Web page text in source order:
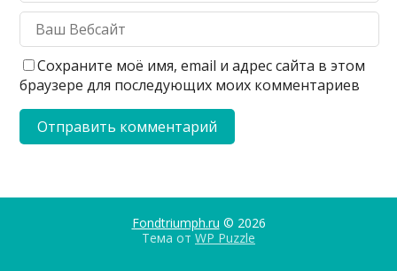
Сохраните моё имя, email и адрес сайта в этом
браузере для последующих моих комментариев
Fondtriumph.ru © 2026
Тема от WP Puzzle